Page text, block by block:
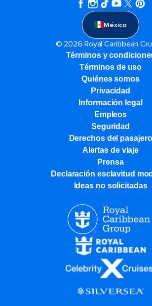
México
© 2026 Royal Caribbean
Términos y
Términos de uso
Quiénes somos
Privacidad
Información legal
Empleos
Seguridad
Derechos del pasajero
Alertas de viaje
Prensa
Declaración esclavitud
Ideas no solicitadas